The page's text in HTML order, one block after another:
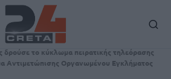
δρούσε το κύκλωμα πειρατικής τηλεόρασης
Αντιμετώπισης Οργανωμένου Εγκλήματος